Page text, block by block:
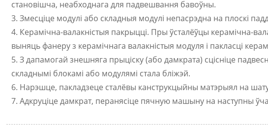
становішча, неабходнага для падвешвання бавоўны.
3. Змесціце модулі або складныя модулі непасрэдна на плоскі
4. Керамічна-валакністыя пакрыцці. Пры ўсталёўцы керамічна-
выняць фанеру з керамічнага валакністыя модуля і пакласці
5. З дапамогай знешняга прыціску (або дамкрата) сцісніце
складнымі блокамі або модулямі стала бліжэй.
6. Нарэшце, пакладзеце сталёвы канструкцыйны матэрыял на
7. Адкруціце дамкрат, перанясіце пячную машыну на наступны